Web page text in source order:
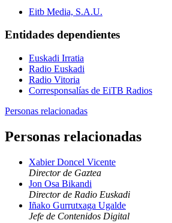
Eitb Media, S.A.U.
Entidades dependientes
Euskadi Irratia
Radio Euskadi
Radio Vitoria
Corresponsalías de EiTB Radios
Personas relacionadas
Personas relacionadas
Xabier Doncel Vicente
Director de Gaztea
Jon Osa Bikandi
Director de Radio Euskadi
Iñako Gurrutxaga Ugalde
Jefe de Contenidos Digital